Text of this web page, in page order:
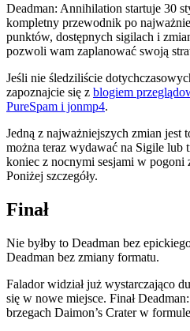
Deadman: Annihilation startuje 30
kompletny przewodnik po
punktów, dostępnych sigilach i
pozwoli wam zaplanować swoją
Jeśli nie śledziliście
zapoznajcie się z blogiem
PureSpam i jonmp4.
Jedną z najważniejszych zmian jest
można teraz wydawać na Sigile lub
koniec z nocnymi sesjami w pogoni
Poniżej szczegóły.
Finał
Nie byłby to Deadman bez
Deadman bez zmiany formatu.
Falador widział już wystarczająco
się w nowe miejsce. Finał
brzegach Daimon’s Crater w